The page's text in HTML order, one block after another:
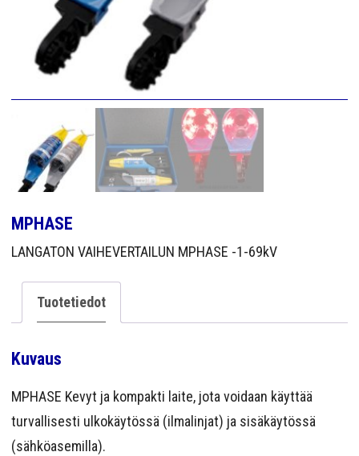
YHTEYS
MPHASE
LANGATON VAIHEVERTAILUN MPHASE -1-69kV
Tuotetiedot
Kuvaus
MPHASE Kevyt ja kompakti laite, jota voidaan käyttää
turvallisesti ulkokäytössä (ilmalinjat) ja sisäkäytössä
(sähköasemilla).